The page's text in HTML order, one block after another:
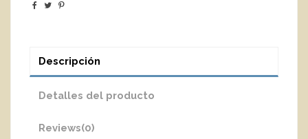
Descripción
Detalles del producto
Reviews(0)